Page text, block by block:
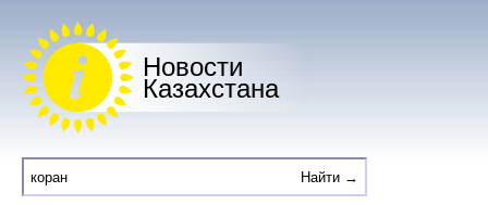
Новости
Казахстана